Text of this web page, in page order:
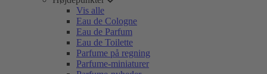
Vis alle
Eau de Cologne
Eau de Parfum
Eau de Toilette
Parfume på regning
Parfume-miniaturer